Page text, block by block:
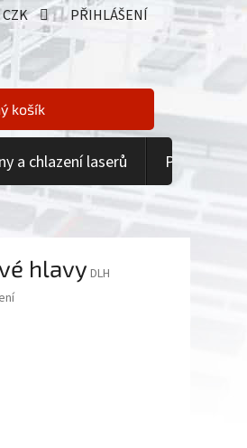
CZK PŘIHLÁŠENÍ
košík
a chlazení laserů
hlavy DLH